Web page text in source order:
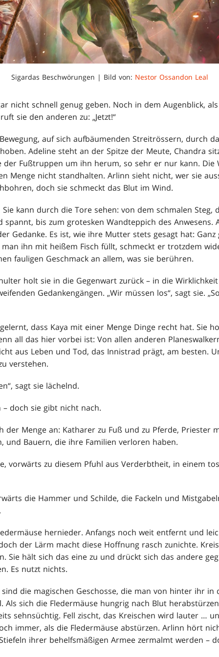
Sigardas Beschwörungen | Bild von: Nestor Ossandon Leal
nicht schnell genug geben. Noch in dem Augenblick,
sie den anderen zu: „Jetzt!“
auf sich aufbäumenden Streitrössern, durch
Adeline steht an der Spitze der Meute, Chandra
der Fußtruppen um ihn herum, so sehr er nur kann. Die
Menge nicht standhalten. Arlinn sieht nicht, wer sie
doch sie schmeckt das Blut im Wind.
kann durch die Tore sehen: von dem schmalen Steg,
spannt, bis zum grotesken Wandteppich des Anwesens.
Gedanke. Es ist, wie ihre Mutter stets gesagt hat:
ihn mit heißem Fisch füllt, schmeckt er trotzdem
fauligen Geschmack an allem, was sie berühren.
holt sie in die Gegenwart zurück – in die
Gedankengängen. „Wir müssen los“, sagt sie.
dass Kaya mit einer Menge Dinge recht hat. Sie
all das hier vorbei ist: Von allen anderen
aus Leben und Tod, das Innistrad prägt, am besten.
verstehen.
sagt sie lächelnd.
doch sie gibt nicht nach.
der Menge an: Katharer zu Fuß und zu Pferde, Priester
und Bauern, die ihre Familien verloren haben.
vorwärts zu diesem Pfuhl aus Verderbtheit, in einem
die Hammer und Schilde, die Fackeln und
hernieder. Anfangs noch weit entfernt und
der Lärm macht diese Hoffnung rasch zunichte.
Sie hält sich das eine zu und drückt sich das andere
Es nutzt nichts.
die magischen Geschosse, die man von hinter ihr in
Als sich die Fledermäuse hungrig nach Blut
sehnsüchtig. Fell zischt, das Kreischen wird lauter …
immer, als die Fledermäuse abstürzen. Arlinn hört
ihrer behelfsmäßigen Armee zermalmt werden –